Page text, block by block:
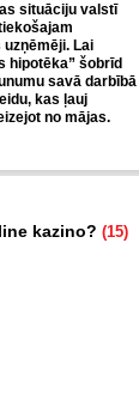
situāciju valstī
Lai
hipotēka” šobrīd
savā darbībā
kas ļauj
no mājas.
kazino? (15)